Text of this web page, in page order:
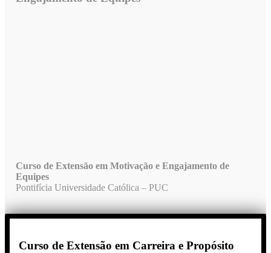
Curso de Extensão em Motivação e Engajamento de
Equipes
Pontifícia Universidade Católica – PUC
Curso de Extensão em Carreira e Propósito